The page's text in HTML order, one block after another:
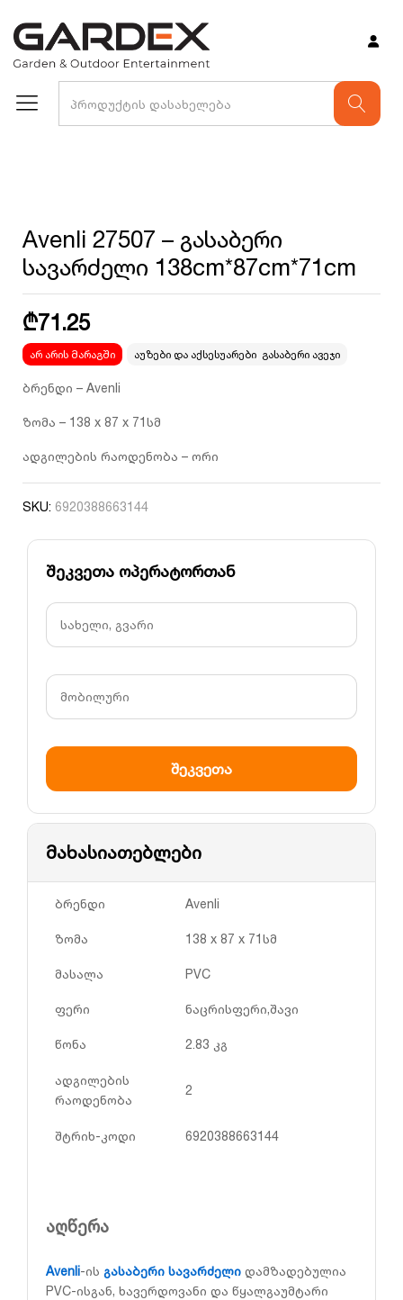
Avenli 27507 – გასაბერი
სავარძელი 138cm*87cm*71cm
₾71.25
არ არის მარაგში აუზები და აქსესუარები გასაბერი ავეჯი
ბრენდი – Avenli
ზომა – 138 x 87 x 71სმ
ადგილების რაოდენობა – ორი
SKU: 6920388663144
შეკვეთა ოპერატორთან
მახასიათებლები
ბრენდი Avenli
ზომა 138 x 87 x 71სმ
მასალა PVC
ფერი ნაცრისფერი,შავი
წონა 2.83 კგ
ადგილების
რაოდენობა
2
შტრიხ-კოდი 6920388663144
აღწერა
Avenli-ის გასაბერი სავარძელი დამზადებულია
PVC-ისგან, ხავერდოვანი და წყალგაუმტარი